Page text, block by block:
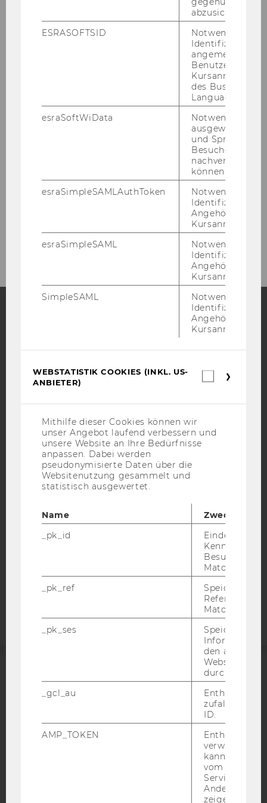
Lehre@ICG
Publikationen
TIJA 2023
Blog
YouTube NewsletterBluesky
IMPRESSUM
BARRIEREFREIHEITSERKLÄRUNG WEBSEITE
DATENSCHUTZERKLÄRUNG
DATENSCHUTZERKLÄRUNG SOCIAL MEDIA
DATENSCHUTZERKLÄRUNG
STUDIENBEWERBER*INNEN UND STUDIERENDE
ACCREDITED BY:
abzusichern.
ESRASOFTSID
Notwendig zur
Identifizierung
angemeldeten
Benutzers im
des Business
Language
esraSoftWiData
Notwendig um
ausgewählte
und
Besuchers
nachverfolgen
können.
esraSimpleSAMLAuthToken
Notwendig zur
Identifizierung
Angehörige/r für
Kursanmeldung.
esraSimpleSAML
Notwendig zur
Identifizierung
Angehörige/r für
Kursanmeldung.
SimpleSAML
Notwendig zur
Identifizierung
Angehörige/r für
Kursanmeldung.
WEBSTATISTIK COOKIES (INKL. US-
ANBIETER)
Mithilfe dieser Cookies können wir
unser Angebot laufend verbessern und
unsere Website an Ihre Bedürfnisse
anpassen. Dabei werden
pseudonymisierte Daten über die
Websitenutzung gesammelt und
statistisch ausgewertet.
Name
Zweck
_pk_id
Eindeutige
Besuchers
Matomo.
_pk_ref
Speicherung
Referrers
Matomo.
_pk_ses
Speicherung
den aktuellen
durch
_gcl_au
Enthält eine
ID.
AMP_TOKEN
Enthält ein
verwendet
kann, um
vom AMP-
Service
Andere
zeigen Opt-